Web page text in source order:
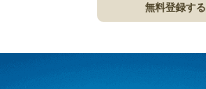
無料登録する